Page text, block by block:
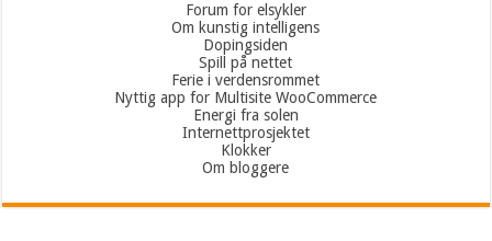
Forum for elsykler
Om kunstig intelligens
Dopingsiden
Spill på nettet
Ferie i verdensrommet
Nyttig app for Multisite WooCommerce
Energi fra solen
Internettprosjektet
Klokker
Om bloggere